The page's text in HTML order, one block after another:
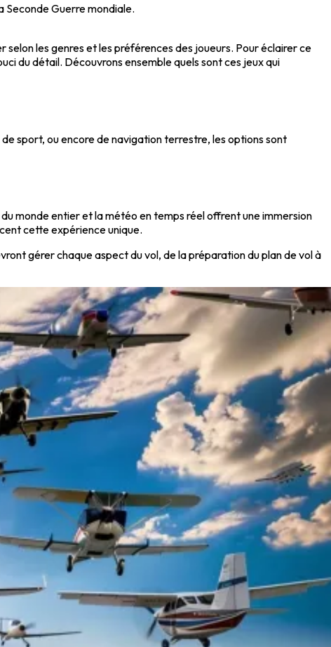
Seconde Guerre mondiale.
les genres et les préférences des joueurs. Pour éclairer ce
du détail. Découvrons ensemble quels sont ces jeux qui
sport, ou encore de navigation terrestre, les options sont
monde entier et la météo en temps réel offrent une immersion
cette expérience unique.
gérer chaque aspect du vol, de la préparation du plan de vol à